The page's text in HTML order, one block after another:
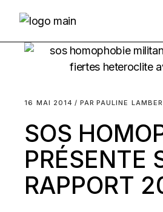
16 MAI 2014 PAR PAULINE
SOS
PRÉSENTE
RAPPORT